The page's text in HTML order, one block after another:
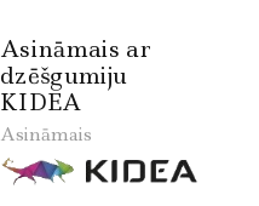
Asināmais ar
dzēšgumiju
KIDEA
Asināmais